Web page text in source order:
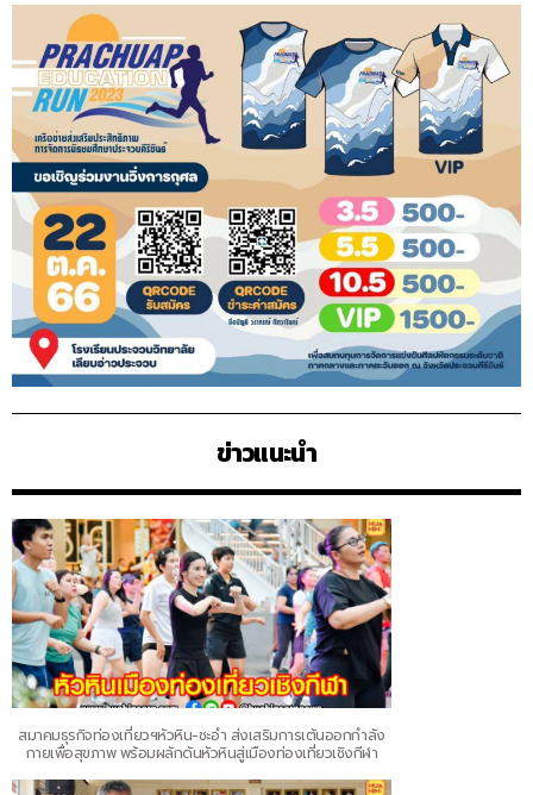
ข่าวแนะนำ
สมาคมธุรกิจท่องเที่ยวฯหัวหิน-ชะอำ ส่งเสริมการเต้นออกกำลัง
กายเพื่อสุขภาพ พร้อมผลักดันหัวหินสู่เมืองท่องเที่ยวเชิงกีฬา